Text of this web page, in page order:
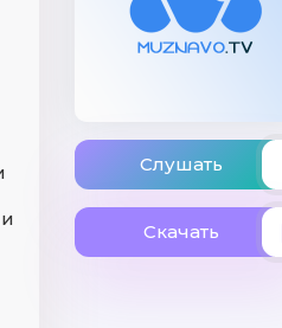
Слушать
Скачать